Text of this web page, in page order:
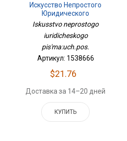
Искусство Непростого
Юридического
Письма:уч.пос.
Iskusstvo neprostogo
iuridicheskogo
pis'ma:uch.pos.
Артикул: 1538666
$21.76
Доставка за 14–20 дней
КУПИТЬ